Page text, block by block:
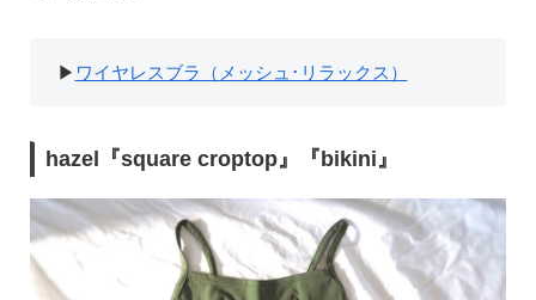
▶︎ ワイヤレスブラ（メッシュ･リラックス）
hazel『square croptop』『bikini』